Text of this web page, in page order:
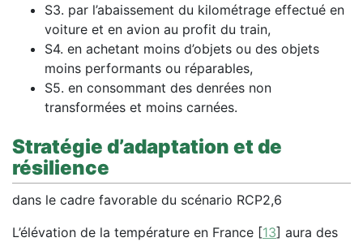
S3. par l’abaissement du kilométrage effectué en
voiture et en avion au profit du train,
S4. en achetant moins d’objets ou des objets
moins performants ou réparables,
S5. en consommant des denrées non
transformées et moins carnées.
Stratégie d’adaptation et de
résilience
dans le cadre favorable du scénario RCP2,6
L’élévation de la température en France [13] aura des